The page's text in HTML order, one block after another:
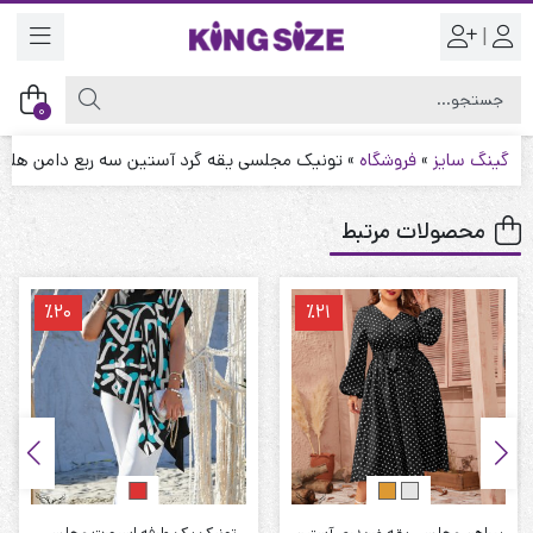
|
0
گینگ سایز »فروشگاه »تونیک مجلسی یقه گرد آستین سه ربع دامن
محصولات مرتبط
٪21 ٪20